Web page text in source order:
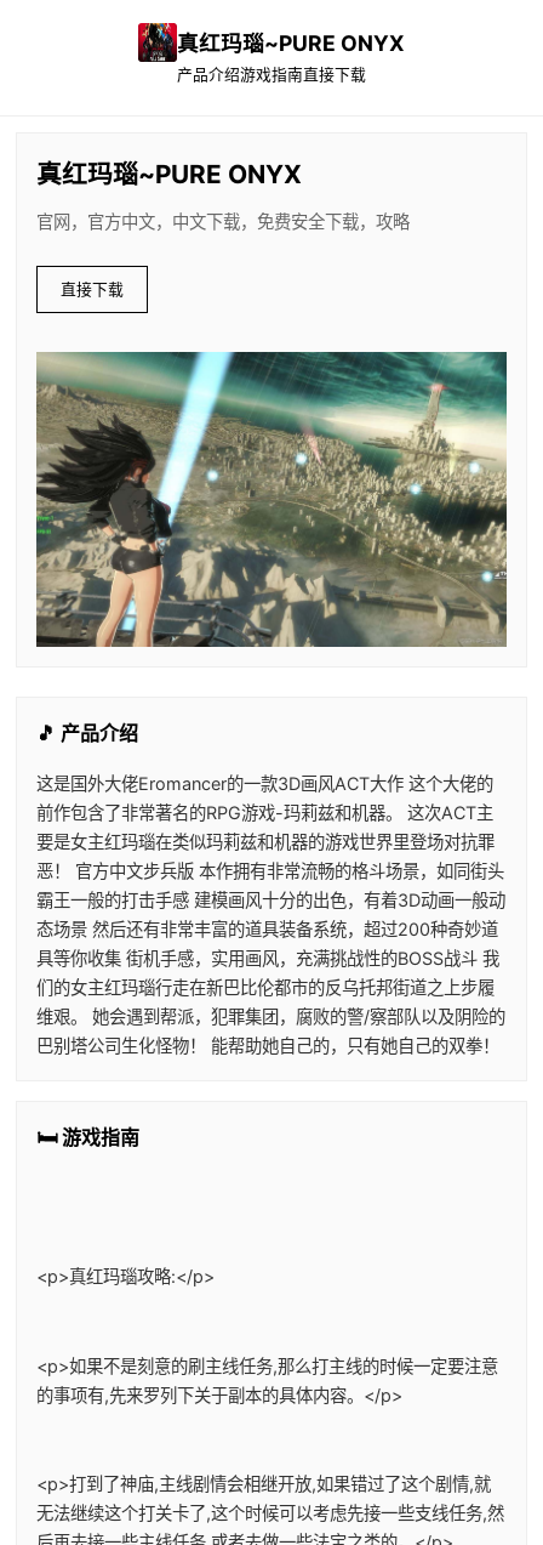
真红玛瑙~PURE ONYX
产品介绍游戏指南直接下载
真红玛瑙~PURE ONYX
官网，官方中文，中文下载，免费安全下载，攻略
直接下载
🎵 产品介绍
这是国外大佬Eromancer的一款3D画风ACT大作 这个大佬的
前作包含了非常著名的RPG游戏-玛莉兹和机器。 这次ACT主
要是女主红玛瑙在类似玛莉兹和机器的游戏世界里登场对抗罪
恶！ 官方中文步兵版 本作拥有非常流畅的格斗场景，如同街头
霸王一般的打击手感 建模画风十分的出色，有着3D动画一般动
态场景 然后还有非常丰富的道具装备系统，超过200种奇妙道
具等你收集 街机手感，实用画风，充满挑战性的BOSS战斗 我
们的女主红玛瑙行走在新巴比伦都市的反乌托邦街道之上步履
维艰。 她会遇到帮派，犯罪集团，腐败的警/察部队以及阴险的
巴别塔公司生化怪物！ 能帮助她自己的，只有她自己的双拳！
🛏️ 游戏指南
<p>真红玛瑙攻略:</p>
<p>如果不是刻意的刷主线任务,那么打主线的时候一定要注意
的事项有,先来罗列下关于副本的具体内容。</p>
<p>打到了神庙,主线剧情会相继开放,如果错过了这个剧情,就
无法继续这个打关卡了,这个时候可以考虑先接一些支线任务,然